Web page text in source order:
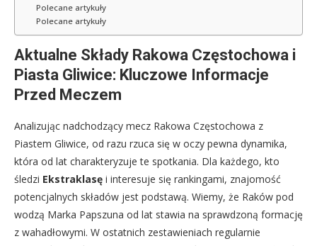
Polecane artykuły
Polecane artykuły
Aktualne Składy Rakowa Częstochowa i
Piasta Gliwice: Kluczowe Informacje
Przed Meczem
Analizując nadchodzący mecz Rakowa Częstochowa z
Piastem Gliwice, od razu rzuca się w oczy pewna dynamika,
która od lat charakteryzuje te spotkania. Dla każdego, kto
śledzi Ekstraklasę i interesuje się rankingami, znajomość
potencjalnych składów jest podstawą. Wiemy, że Raków pod
wodzą Marka Papszuna od lat stawia na sprawdzoną formację
z wahadłowymi. W ostatnich zestawieniach regularnie